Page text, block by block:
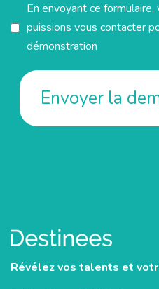
En envoyant ce
puissions vous contacter
démonstration
Envoyer la
Révélez vos talents et